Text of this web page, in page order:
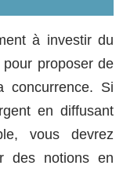
à investir du
proposer de
concurrence. Si
en diffusant
vous devrez
des notions en